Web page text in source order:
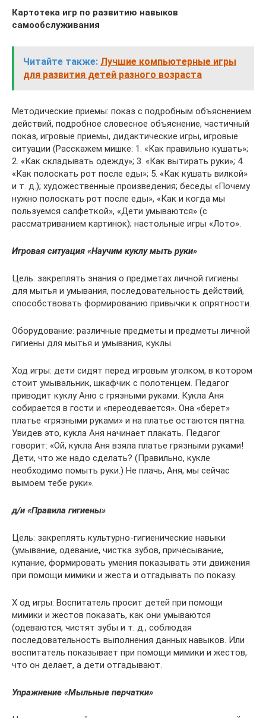
Картотека игр по развитию навыков
самообслуживания
Читайте также: Лучшие компьютерные игры
для развития детей разного возраста
Методические приемы: показ с подробным объяснением
действий, подробное словесное объяснение, частичный
показ, игровые приемы, дидактические игры, игровые
ситуации (Расскажем мишке: 1. «Как правильно кушать»;
2. «Как складывать одежду»; 3. «Как вытирать руки»; 4.
«Как полоскать рот после еды»; 5. «Как кушать вилкой»
и т. д.); художественные произведения; беседы «Почему
нужно полоскать рот после еды», «Как и когда мы
пользуемся салфеткой», «Дети умываются» (с
рассматриванием картинок); настольные игры «Лото».
Игровая ситуация «Научим куклу мыть руки»
Цель: закреплять знания о предметах личной гигиены
для мытья и умывания, последовательность действий,
способствовать формированию привычки к опрятности.
Оборудование: различные предметы и предметы личной
гигиены для мытья и умывания, куклы.
Ход игры: дети сидят перед игровым уголком, в котором
стоит умывальник, шкафчик с полотенцем. Педагог
приводит куклу Аню с грязными руками. Кукла Аня
собирается в гости и «переодевается». Она «берет»
платье «грязными руками» и на платье остаются пятна.
Увидев это, кукла Аня начинает плакать. Педагог
говорит: «Ой, кукла Аня взяла платье грязными руками!
Дети, что же надо сделать? (Правильно, кукле
необходимо помыть руки.) Не плачь, Аня, мы сейчас
вымоем тебе руки».
д/и «Правила гигиены»
Цель: закреплять культурно-гигиенические навыки
(умывание, одевание, чистка зубов, причёсывание,
купание, формировать умения показывать эти движения
при помощи мимики и жеста и отгадывать по показу.
Х од игры: Воспитатель просит детей при помощи
мимики и жестов показать, как они умываются
(одеваются, чистят зубы и т. д., соблюдая
последовательность выполнения данных навыков. Или
воспитатель показывает при помощи мимики и жестов,
что он делает, а дети отгадывают.
Упражнение «Мыльные перчатки»